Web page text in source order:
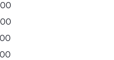
00
00
00
00